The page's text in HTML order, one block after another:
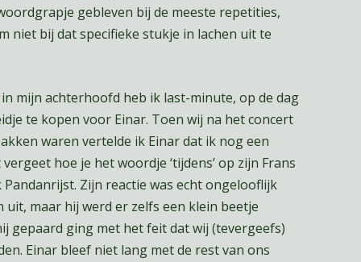
gebleven bij de meeste repetities,
niet bij dat specifieke stukje in lachen uit te
mijn achterhoofd heb ik last-minute, op de dag
te kopen voor Einar. Toen wij na het concert
waren vertelde ik Einar dat ik nog een
hoe je het woordje ‘tijdens’ op zijn Frans
Zijn reactie was echt ongelooflijk
maar hij werd er zelfs een klein beetje
gepaard ging met het feit dat wij (tevergeefs)
Einar bleef niet lang met de rest van ons